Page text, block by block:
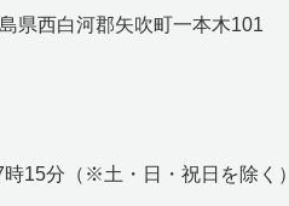
県西白河郡矢吹町一本木101
15分（※土・日・祝日を除く）